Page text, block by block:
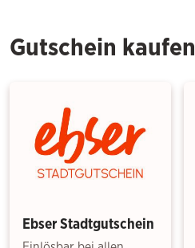
Gutschein kaufen
Ebser Stadtgutschein